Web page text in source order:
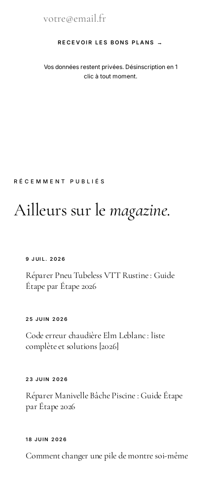
RECEVOIR LES BONS PLANS →
Vos données restent privées. Désinscription en 1
clic à tout moment.
RÉCEMMENT PUBLIÉS
Ailleurs sur le magazine.
9 JUIL. 2026
Réparer Pneu Tubeless VTT Rustine : Guide
Étape par Étape 2026
25 JUIN 2026
Code erreur chaudière Elm Leblanc : liste
complète et solutions [2026]
23 JUIN 2026
Réparer Manivelle Bâche Piscine : Guide Étape
par Étape 2026
18 JUIN 2026
Comment changer une pile de montre soi-même